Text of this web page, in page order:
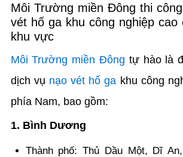
Môi Trường miền Đông thi
vét hố ga khu công nghiệp cao
khu vực
Môi Trường miền Đông tự hào là
dịch vụ nạo vét hố ga khu công
phía Nam, bao gồm:
1. Bình Dương
Thành phố: Thủ Dầu Một, Dĩ